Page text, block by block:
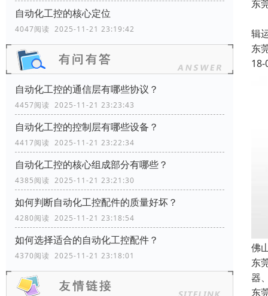
自动化工控的核心定位
4047阅读 2025-11-21 23:19:42
自动化工控的通信层有哪些协议？
4457阅读 2025-11-21 23:23:43
自动化工控的控制层有哪些设备？
4417阅读 2025-11-21 23:22:34
自动化工控的核心组成部分有哪些？
4385阅读 2025-11-21 23:21:30
如何判断自动化工控配件的质量好坏？
4280阅读 2025-11-21 23:18:54
如何选择适合的自动化工控配件？
4370阅读 2025-11-21 23:18:01
东
辑
东
18-
佛
东
器
东